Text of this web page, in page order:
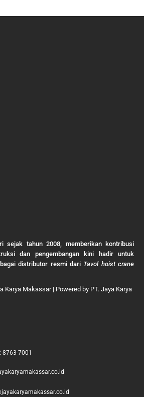
sejak tahun 2008, memberikan kontribusi
dan pengembangan kini hadir untuk
distributor resmi dari Tavol hoist crane
Karya Makassar | Powered by PT. Jaya Karya
8763-7001